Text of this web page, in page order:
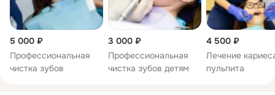
5 000 ₽
Профессиональная
чистка зубов
3 000 ₽
Профессиональная
чистка зубов детям
4 500 ₽
Лечение
пульпита